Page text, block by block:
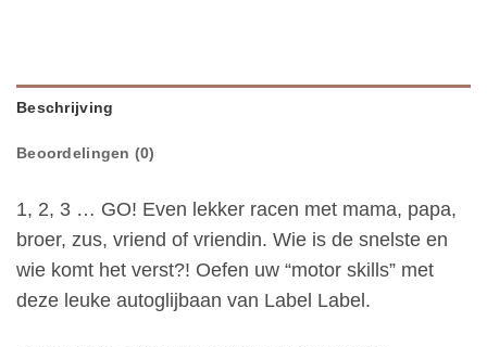
Beschrijving
Beoordelingen (0)
1, 2, 3 … GO! Even lekker racen met mama, papa,
broer, zus, vriend of vriendin. Wie is de snelste en
wie komt het verst?! Oefen uw “motor skills” met
deze leuke autoglijbaan van Label Label.